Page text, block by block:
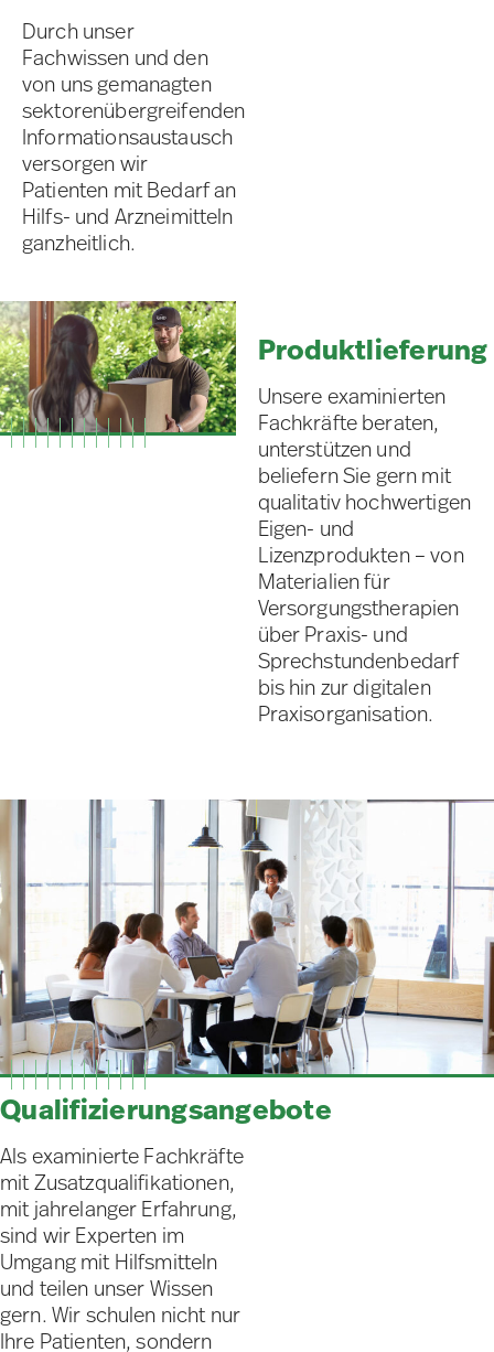
Durch unser
Fachwissen und den
von uns gemanagten
sektorenübergreifenden
Informationsaustausch
versorgen wir
Patienten mit Bedarf an
Hilfs- und Arzneimitteln
ganzheitlich.
Produktlieferung
Unsere examinierten
Fachkräfte beraten,
unterstützen und
beliefern Siegernmit
qualitativ hochwertigen
Eigen- und
Lizenzprodukten– von
Materialien für
Versorgungstherapien
über Praxis- und
Sprechstundenbedarf
bis hin zur digitalen
Praxisorganisation.
Qualifizierungsangebote
Als examinierte Fachkräfte
mit Zusatzqualifikationen,
mit jahrelanger Erfahrung,
sind wir Experten im
Umgang mit Hilfsmitteln
und teilen unser Wissen
gern. Wir schulen nicht nur
Ihre Patienten, sondern